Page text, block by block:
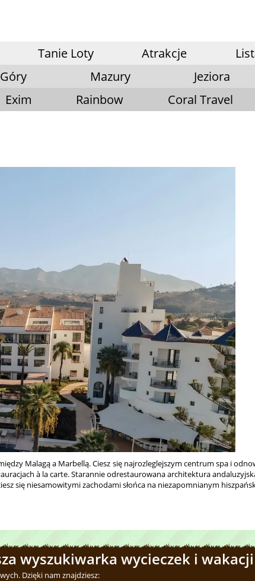
Tanie Loty Atrakcje
Góry Mazury Jeziora
Exim Rainbow Coral Travel
Malagą a Marbellą. Ciesz się najrozleglejszym centrum spa i
à la carte. Starannie odrestaurowana architektura
się niesamowitymi zachodami słońca na niezapomnianym
wyszukiwarka wycieczek i wakacji
Dzięki nam znajdziesz: